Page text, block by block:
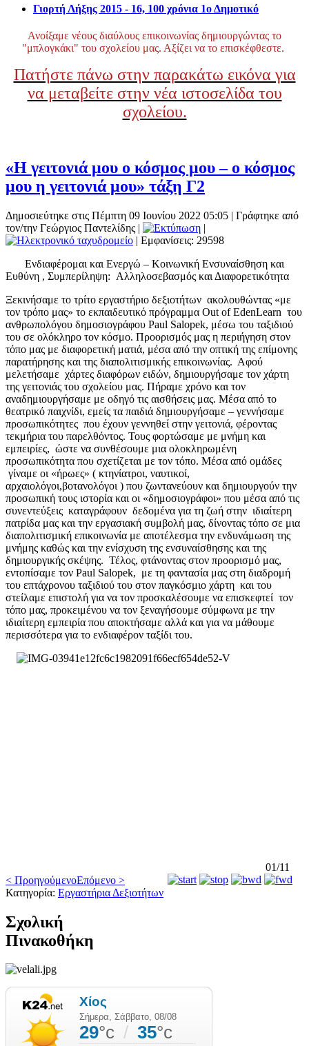
Γιορτή Λήξης 2015 - 16, 100 χρόνια 1ο Δημοτικό
Ανοίξαμε νέους διαύλους επικοινωνίας δημιουργώντας το
"μπλογκάκι" του σχολείου μας. Αξίζει να το επισκέφθεστε.
Πατήστε πάνω στην παρακάτω εικόνα για
να μεταβείτε στην νέα ιστοσελίδα του
σχολείου.
«Η γειτονιά μου ο κόσμος μου – ο κόσμος
μου η γειτονιά μου» τάξη Γ2
Δημοσιεύτηκε στις Πέμπτη 09 Ιουνίου 2022 05:05 | Γράφτηκε από
τον/την Γεώργιος Παντελίδης |
|
| Εμφανίσεις: 29598
Ενδιαφέρομαι και Ενεργώ – Κοινωνική Ενσυναίσθηση και
Ευθύνη , Συμπερίληψη: Αλληλοσεβασμός και Διαφορετικότητα
Ξεκινήσαμε το τρίτο εργαστήριο δεξιοτήτων ακολουθώντας «με
τον τρόπο μας» το εκπαιδευτικό πρόγραμμα Out of EdenLearn του
ανθρωπολόγου δημοσιογράφου Paul Salopek, μέσω του ταξιδιού
του σε ολόκληρο τον κόσμο. Προορισμός μας η περιήγηση στον
τόπο μας με διαφορετική ματιά, μέσα από την οπτική της επίμονης
παρατήρησης και της διαπολιτισμικής επικοινωνίας. Αφού
μελετήσαμε χάρτες διαφόρων ειδών, δημιουργήσαμε τον χάρτη
της γειτονιάς του σχολείου μας. Πήραμε χρόνο και τον
αναδημιουργήσαμε με οδηγό τις αισθήσεις μας. Μέσα από το
θεατρικό παιχνίδι, εμείς τα παιδιά δημιουργήσαμε – γεννήσαμε
προσωπικότητες που έχουν γεννηθεί στην γειτονιά, φέροντας
τεκμήρια του παρελθόντος. Τους φορτώσαμε με μνήμη και
εμπειρίες, ώστε να συνθέσουμε μια ολοκληρωμένη
προσωπικότητα που σχετίζεται με τον τόπο. Μέσα από ομάδες
γίναμε οι «ήρωες» ( κτηνίατροι, ναυτικοί,
αρχαιολόγοι,βοτανολόγοι ) που ζωντανεύουν και δημιουργούν την
προσωπική τους ιστορία και οι «δημοσιογράφοι» που μέσα από τις
συνεντεύξεις καταγράφουν δεδομένα για τη ζωή στην ιδιαίτερη
πατρίδα μας και την εργασιακή συμβολή μας, δίνοντας τόπο σε μια
διαπολιτισμική επικοινωνία με αποτέλεσμα την ενδυνάμωση της
μνήμης καθώς και την ενίσχυση της ενσυναίσθησης και της
δημιουργικής σκέψης. Τέλος, φτάνοντας στον προορισμό μας,
εντοπίσαμε τον Paul Salopek, με τη φαντασία μας στη διαδρομή
του επτάχρονου ταξιδιού του στον παγκόσμιο χάρτη και του
στείλαμε επιστολή για να τον προσκαλέσουμε να επισκεφτεί τον
τόπο μας, προκειμένου να τον ξεναγήσουμε σύμφωνα με την
ιδιαίτερη εμπειρία που αποκτήσαμε αλλά και για να μάθουμε
περισσότερα για το ενδιαφέρον ταξίδι του.
01/11
< ΠροηγούμενοΕπόμενο >
Κατηγορία: Εργαστήρια Δεξιοτήτων
Σχολική
Πινακοθήκη